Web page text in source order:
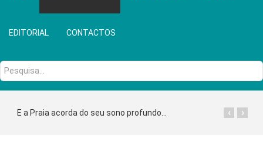
EDITORIAL CONTACTOS
Pesquisa...
E a Praia acorda do seu sono profundo... ›
‹